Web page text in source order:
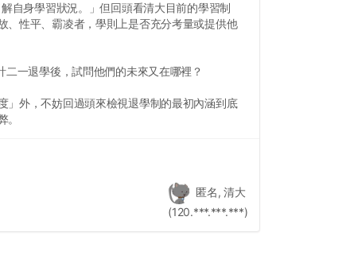
身學習狀況。」但回頭看清大目前的學習制
、性平、霸凌者，學則上是否充分考量或提供他
一退學後，試問他們的未來又在哪裡？
」外，不妨回過頭來檢視退學制的最初內涵到底
匿名, 清大
(120.***.***.***)